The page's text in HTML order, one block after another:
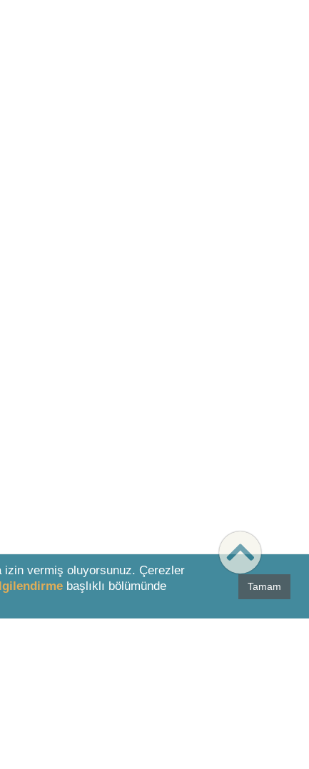
izin vermiş oluyorsunuz. Çerezler
başlıklı bölümünde
Tamam